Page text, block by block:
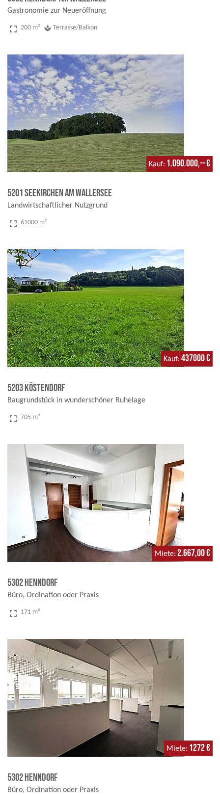
Gastronomie zur Neueröffnung
fullscreen 200 m² spa Terrasse/Balkon
Kauf 1.090.000,-- €
5201 Seekirchen am Wallersee
Landwirtschaftlicher Nutzgrund
fullscreen 61000 m²
Kauf 437000 €
5203 Köstendorf
Baugrundstück in wunderschöner Ruhelage
fullscreen 705 m²
Miete 2.667,00 €
5302 Henndorf
Büro, Ordination oder Praxis
fullscreen 171 m²
Miete 1272 €
5302 Henndorf
Büro, Ordination oder Praxis